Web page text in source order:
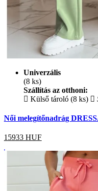
Univerzális
(8 ks)
Szállítás az otthoni:
Külső tároló (8 ks)
Női melegítőnadrág
15933 HUF